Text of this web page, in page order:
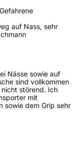
Gefahrene
auf Nass, sehr
Nässe sowie auf
sind vollkommen
störend. Ich
mit
sowie dem Grip sehr